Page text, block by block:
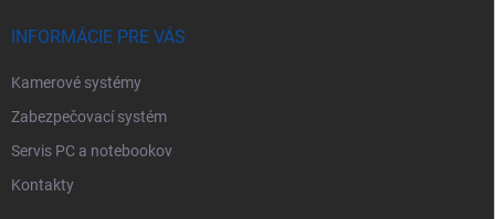
INFORMÁCIE PRE VÁS
Kamerové systémy
Zabezpečovací systém
Servis PC a notebookov
Kontakty